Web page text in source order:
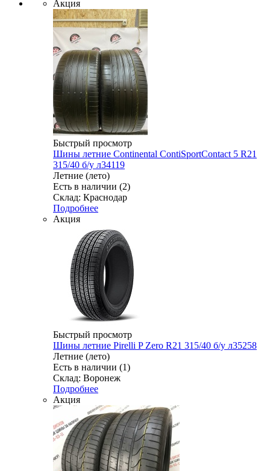
Акция
Быстрый просмотр
Шины летние Continental ContiSportContact 5 R21
315/40 б/у л34119
Летние (лето)
Есть в наличии (2)
Склад: Краснодар
Подробнее
Акция
Быстрый просмотр
Шины летние Pirelli P Zero R21 315/40 б/у л35258
Летние (лето)
Есть в наличии (1)
Склад: Воронеж
Подробнее
Акция